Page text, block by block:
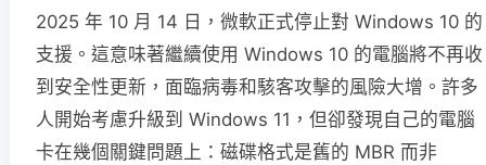
2025 年 10 月 14 日，微軟正式停止對 Windows 10 的
支援。這意味著繼續使用 Windows 10 的電腦將不再收
到安全性更新，面臨病毒和駭客攻擊的風險大增。許多
人開始考慮升級到 Windows 11，但卻發現自己的電腦
卡在幾個關鍵問題上：磁碟格式是舊的 MBR 而非